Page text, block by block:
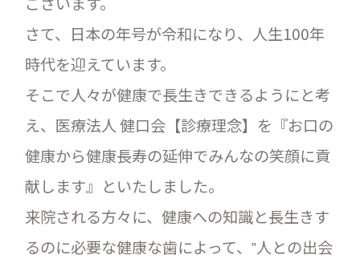
さて、日本の年号が令和になり、人生100年
時代を迎えています。
そこで人々が健康で長生きできるようにと考
え、医療法人 健口会【診療理念】を『お口の
健康から健康長寿の延伸でみんなの笑顔に貢
献します』といたしました。
来院される方々に、健康への知識と長生きす
るのに必要な健康な歯によって、‟人との出会